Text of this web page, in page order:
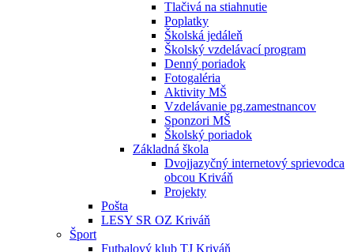
Tlačivá na stiahnutie
Poplatky
Školská jedáleň
Školský vzdelávací program
Denný poriadok
Fotogaléria
Aktivity MŠ
Vzdelávanie pg.zamestnancov
Sponzori MŠ
Školský poriadok
Základná škola
Dvojjazyčný internetový sprievodca
obcou Kriváň
Projekty
Pošta
LESY SR OZ Kriváň
Šport
Futbalový klub TJ Kriváň